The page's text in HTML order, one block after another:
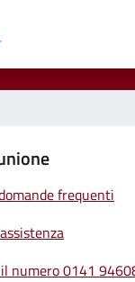
pagina
5 stelle su 5
stelle su 5
su 5
5
frequenti
numero 0141